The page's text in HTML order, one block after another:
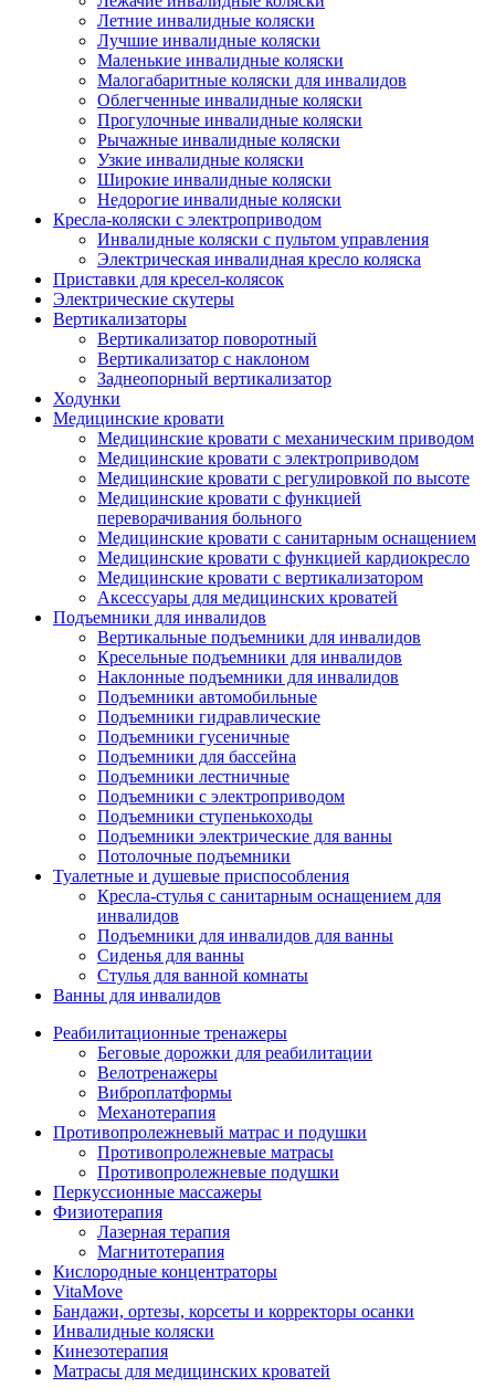
Летние инвалидные коляски
Лучшие инвалидные коляски
Маленькие инвалидные коляски
Малогабаритные коляски для инвалидов
Облегченные инвалидные коляски
Прогулочные инвалидные коляски
Рычажные инвалидные коляски
Узкие инвалидные коляски
Широкие инвалидные коляски
Недорогие инвалидные коляски
Кресла-коляски с электроприводом
Инвалидные коляски с пультом управления
Электрическая инвалидная кресло коляска
Приставки для кресел-колясок
Электрические скутеры
Вертикализаторы
Вертикализатор поворотный
Вертикализатор с наклоном
Заднеопорный вертикализатор
Ходунки
Медицинские кровати
Медицинские кровати с механическим приводом
Медицинские кровати с электроприводом
Медицинские кровати с регулировкой по высоте
Медицинские кровати с функцией
переворачивания больного
Медицинские кровати с санитарным оснащением
Медицинские кровати с функцией кардиокресло
Медицинские кровати с вертикализатором
Аксессуары для медицинских кроватей
Подъемники для инвалидов
Вертикальные подъемники для инвалидов
Кресельные подъемники для инвалидов
Наклонные подъемники для инвалидов
Подъемники автомобильные
Подъемники гидравлические
Подъемники гусеничные
Подъемники для бассейна
Подъемники лестничные
Подъемники с электроприводом
Подъемники ступенькоходы
Подъемники электрические для ванны
Потолочные подъемники
Туалетные и душевые приспособления
Кресла-стулья с санитарным оснащением для
инвалидов
Подъемники для инвалидов для ванны
Сиденья для ванны
Стулья для ванной комнаты
Ванны для инвалидов
Реабилитационные тренажеры
Беговые дорожки для реабилитации
Велотренажеры
Виброплатформы
Механотерапия
Противопролежневый матрас и подушки
Противопролежневые матрасы
Противопролежневые подушки
Перкуссионные массажеры
Физиотерапия
Лазерная терапия
Магнитотерапия
Кислородные концентраторы
VitaMove
Бандажи, ортезы, корсеты и корректоры осанки
Инвалидные коляски
Кинезотерапия
Матрасы для медицинских кроватей